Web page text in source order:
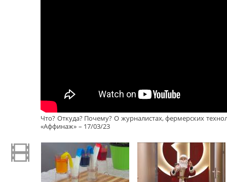
Что? Откуда? Почему? О журналистах, фермерских
«Аффинаж» – 17/03/23